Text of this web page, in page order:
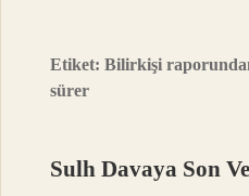
Etiket:Bilirkişi
sürer
Sulh Davaya Son